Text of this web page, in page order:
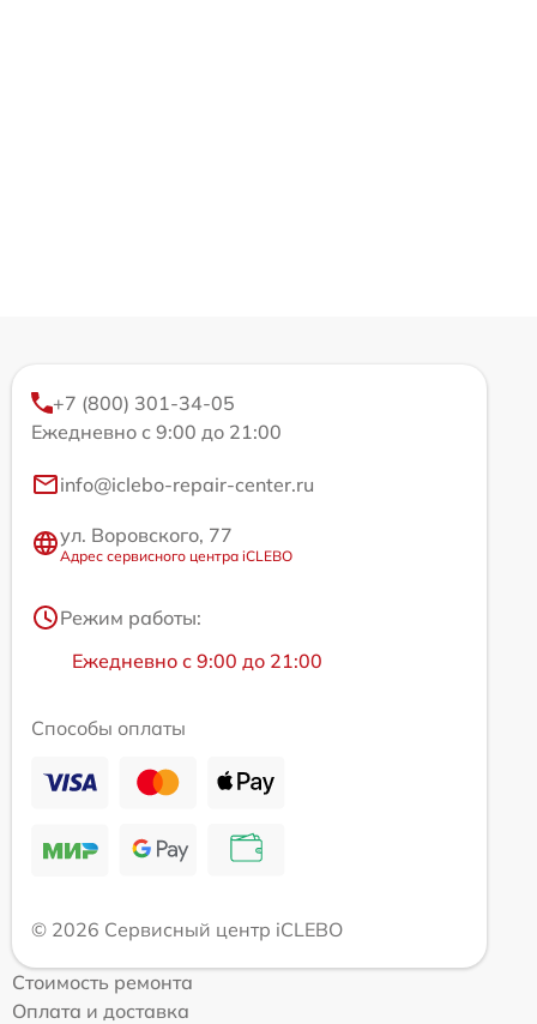
+7 (800) 301-34-05
Ежедневно с 9:00 до 21:00
info@iclebo-repair-center.ru
ул. Воровского, 77
Адрес сервисного центра iCLEBO
Режим работы:
Ежедневно с 9:00 до 21:00
Способы оплаты
© 2026 Сервисный центр iCLEBO
Стоимость ремонта
Оплата и доставка